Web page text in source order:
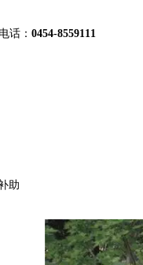
话： 0454-8559111
助